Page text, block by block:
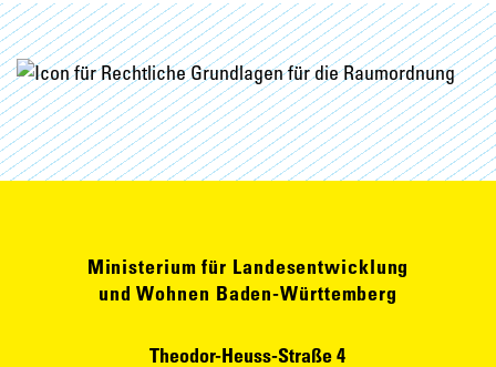
Ministerium für Landesentwicklung
und Wohnen Baden-Württemberg
Theodor-Heuss-Straße 4